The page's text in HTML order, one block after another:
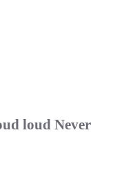
loud Never